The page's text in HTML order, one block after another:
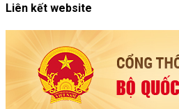
Liên kết website